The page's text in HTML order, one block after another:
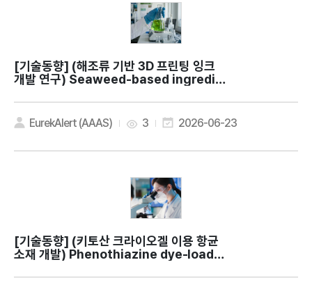
[기술동향]
개발 연구) Seaweed-based ingredie
d walls
EurekAlert (AAAS) 3 2026-06-23
[기술동향]
소재 개발) Phenothiazine dye-loade